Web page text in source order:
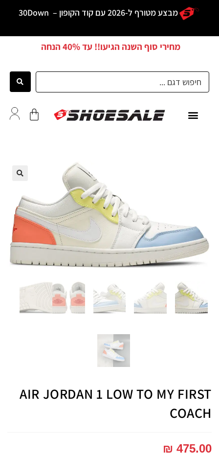
מבצע מטורף ל-2026 עם קוד הקופון – 30Down
מחירי סוף השנה הגיעו!! עד40% הנחה
AIR JORDAN 1 LOW TO MY FIRST
COACH
₪ 475.00